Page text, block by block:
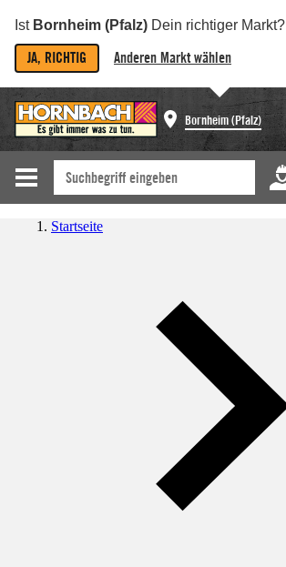
Ist Bornheim (Pfalz) Dein richtiger Markt?
JA, RICHTIG Anderen Markt wählen
Bornheim (Pfalz)
Startseite